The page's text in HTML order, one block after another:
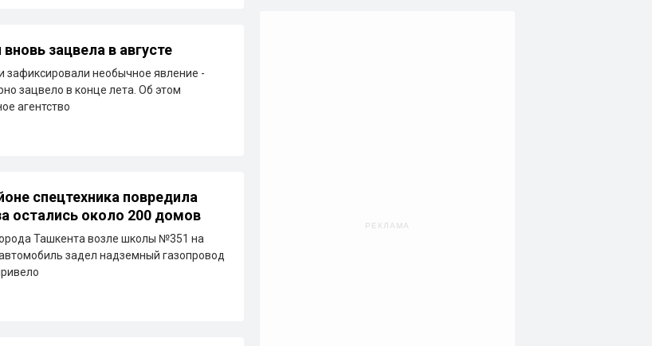
зацвела в августе
зафиксировали необычное явление -
зацвело в конце лета. Об этом
агентство
спецтехника повредила
остались около 200 домов
Ташкента возле школы №351 на
задел надземный газопровод